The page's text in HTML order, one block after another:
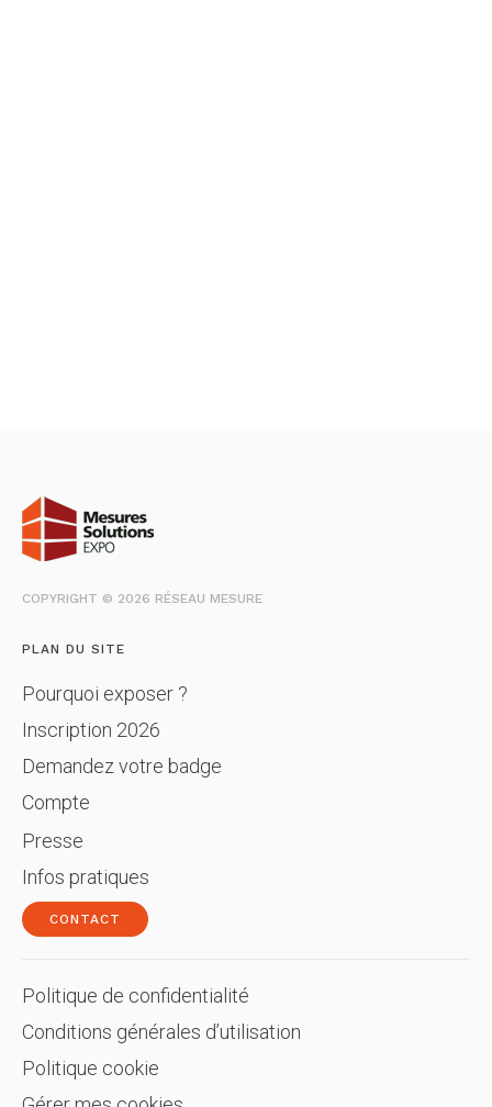
COPYRIGHT © 2026 RÉSEAU MESURE
PLAN DU SITE
Pourquoi exposer ?
Inscription 2026
Demandez votre badge
Compte
Presse
Infos pratiques
CONTACT
Politique de confidentialité
Conditions générales d’utilisation
Politique cookie